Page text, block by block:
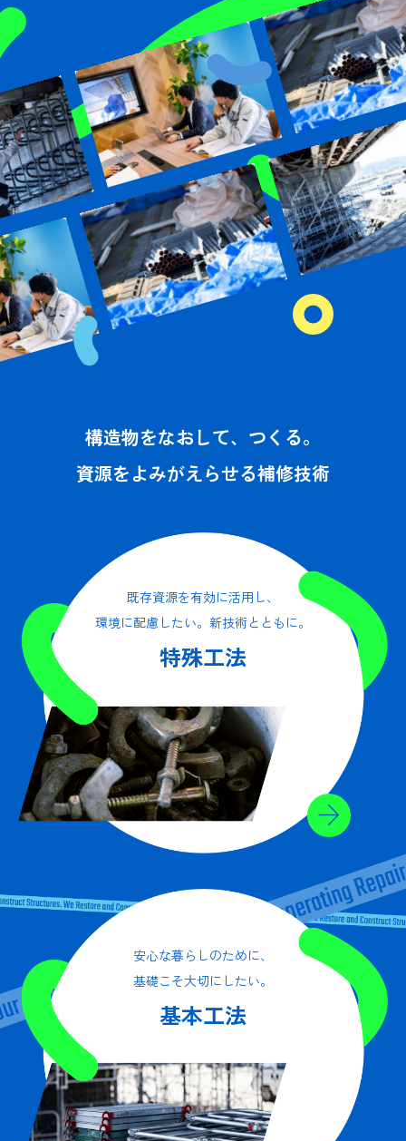
構造物をなおして、つくる。
資源をよみがえらせる補修技術
既存資源を有効に活用し、
環境に配慮したい。新技術とともに。
特殊工法
安心な暮らしのために、
基礎こそ大切にしたい。
基本工法